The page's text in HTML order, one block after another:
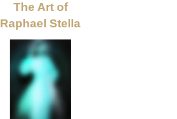
The Art of
Raphael Stella